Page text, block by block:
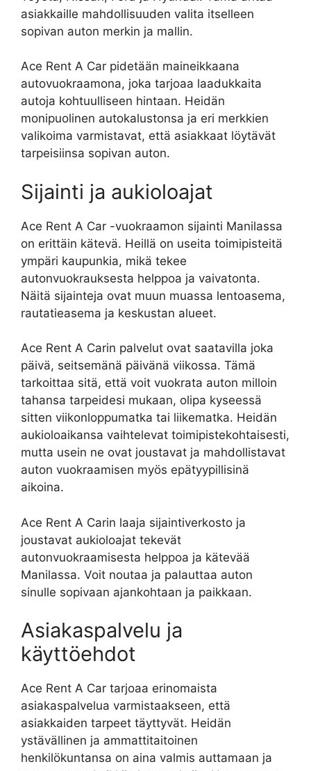
asiakkaille mahdollisuuden valita itselleen
sopivan auton merkin ja mallin.
Ace Rent A Car pidetään maineikkaana
autovuokraamona, joka tarjoaa laadukkaita
autoja kohtuulliseen hintaan. Heidän
monipuolinen autokalustonsa ja eri merkkien
valikoima varmistavat, että asiakkaat löytävät
tarpeisiinsa sopivan auton.
Sijainti ja aukioloajat
Ace Rent A Car -vuokraamon sijainti Manilassa
on erittäin kätevä. Heillä on useita toimipisteitä
ympäri kaupunkia, mikä tekee
autonvuokrauksesta helppoa ja vaivatonta.
Näitä sijainteja ovat muun muassa lentoasema,
rautatieasema ja keskustan alueet.
Ace Rent A Carin palvelut ovat saatavilla joka
päivä, seitsemänä päivänä viikossa. Tämä
tarkoittaa sitä, että voit vuokrata auton milloin
tahansa tarpeidesi mukaan, olipa kyseessä
sitten viikonloppumatka tai liikematka. Heidän
aukioloaikansa vaihtelevat toimipistekohtaisesti,
mutta usein ne ovat joustavat ja mahdollistavat
auton vuokraamisen myös epätyypillisinä
aikoina.
Ace Rent A Carin laaja sijaintiverkosto ja
joustavat aukioloajat tekevät
autonvuokraamisesta helppoa ja kätevää
Manilassa. Voit noutaa ja palauttaa auton
sinulle sopivaan ajankohtaan ja paikkaan.
Asiakaspalvelu ja
käyttöehdot
Ace Rent A Car tarjoaa erinomaista
asiakaspalvelua varmistaakseen, että
asiakkaiden tarpeet täyttyvät. Heidän
ystävällinen ja ammattitaitoinen
henkilökuntansa on aina valmis auttamaan ja